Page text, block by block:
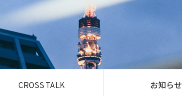
CROSS TALK お知らせ